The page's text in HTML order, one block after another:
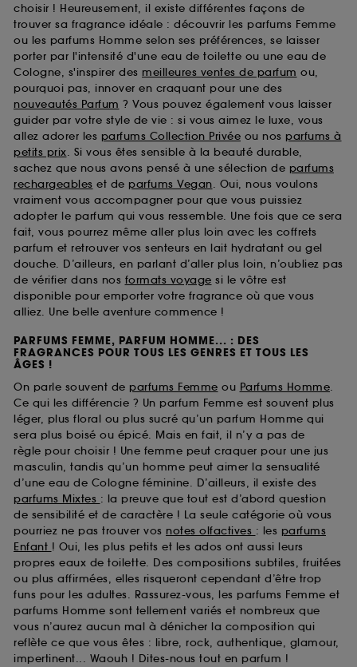
choisir ! Heureusement, il existe différentes façons de
trouver sa fragrance idéale : découvrir les parfums Femme
ou les parfums Homme selon ses préférences, se laisser
porter par l'intensité d'une eau de toilette ou une eau de
Cologne, s'inspirer des meilleures ventes de parfum ou,
pourquoi pas, innover en craquant pour une des
nouveautés Parfum ? Vous pouvez également vous laisser
guider par votre style de vie : si vous aimez le luxe, vous
allez adorer les parfums Collection Privée ou nos parfums à
petits prix. Si vous êtes sensible à la beauté durable,
sachez que nous avons pensé à une sélection de parfums
rechargeables et de parfums Vegan. Oui, nous voulons
vraiment vous accompagner pour que vous puissiez
adopter le parfum qui vous ressemble. Une fois que ce sera
fait, vous pourrez même aller plus loin avec les coffrets
parfum et retrouver vos senteurs en lait hydratant ou gel
douche. D’ailleurs, en parlant d’aller plus loin, n’oubliez pas
de vérifier dans nos formats voyage si le vôtre est
disponible pour emporter votre fragrance où que vous
alliez. Une belle aventure commence !
PARFUMS FEMME, PARFUM HOMME... : DES
FRAGRANCES POUR TOUS LES GENRES ET TOUS LES
ÂGES !
On parle souvent de parfums Femme ou Parfums Homme.
Ce qui les différencie ? Un parfum Femme est souvent plus
léger, plus floral ou plus sucré qu’un parfum Homme qui
sera plus boisé ou épicé. Mais en fait, il n’y a pas de
règle pour choisir ! Une femme peut craquer pour une jus
masculin, tandis qu’un homme peut aimer la sensualité
d’une eau de Cologne féminine. D’ailleurs, il existe des
parfums Mixtes : la preuve que tout est d’abord question
de sensibilité et de caractère ! La seule catégorie où vous
pourriez ne pas trouver vos notes olfactives : les parfums
Enfant ! Oui, les plus petits et les ados ont aussi leurs
propres eaux de toilette. Des compositions subtiles, fruitées
ou plus affirmées, elles risqueront cependant d’être trop
funs pour les adultes. Rassurez-vous, les parfums Femme et
parfums Homme sont tellement variés et nombreux que
vous n’aurez aucun mal à dénicher la composition qui
reflète ce que vous êtes : libre, rock, authentique, glamour,
impertinent... Waouh ! Dites-nous tout en parfum !